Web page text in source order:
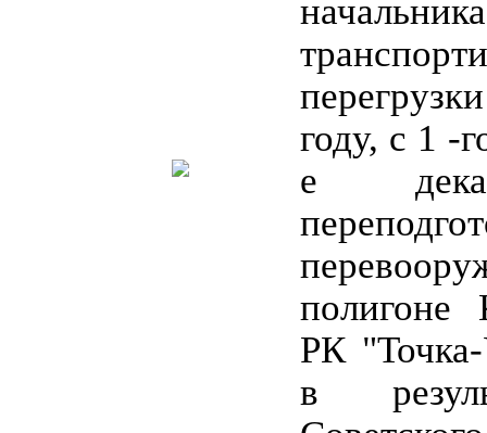
году, с 1 -
е
РК
в